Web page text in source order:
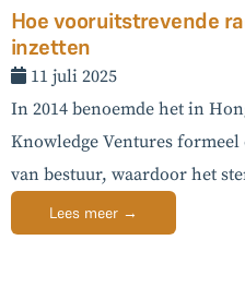
Hoe vooruitstrevende
inzetten
11 juli 2025
In 2014 benoemde het in
Knowledge Ventures
van bestuur, waardoor het
Lees meer →